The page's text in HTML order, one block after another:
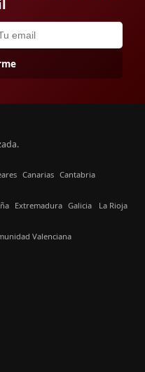
Canarias Cantabria
Extremadura Galicia La Rioja
Valenciana